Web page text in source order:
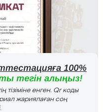
100%
тегін алыңыз!
тізіміне енген. Qr коды
жариялаған соң